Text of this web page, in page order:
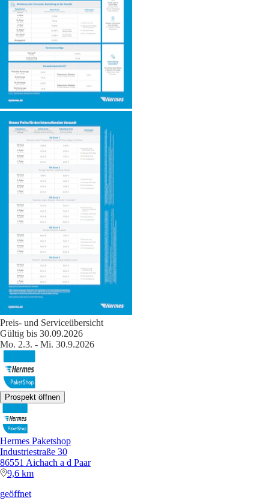
Preis- und Serviceübersicht
Gültig bis 30.09.2026
Mo. 2.3. - Mi. 30.9.2026
Prospekt öffnen
Hermes Paketshop
Industriestraße 30
86551 Aichach a d Paar
9,6 km
geöffnet